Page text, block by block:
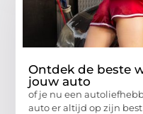
Ontdek de beste
jouw auto
of je nu een
auto er altijd op zijn